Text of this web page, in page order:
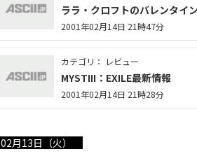
ララ・クロフトのバレンタイ
2001年02月14日 21時47分
カテゴリ： レビュー
MYSTIII：EXILE最新情報
2001年02月14日 21時28分
02月13日（火）